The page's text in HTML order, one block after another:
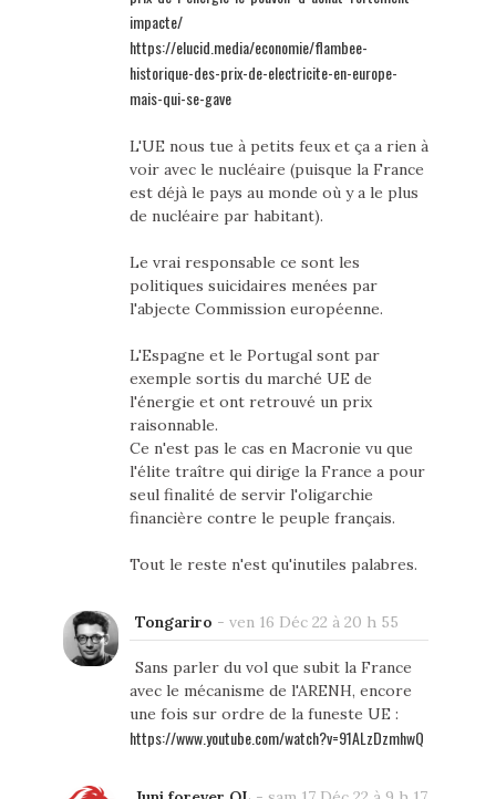
impacte/
https://elucid.media/economie/flambee-
historique-des-prix-de-electricite-en-europe-
mais-qui-se-gave
L'UE nous tue à petits feux et ça a rien à
voir avec le nucléaire (puisque la France
est déjà le pays au monde où y a le plus
de nucléaire par habitant).
Le vrai responsable ce sont les
politiques suicidaires menées par
l'abjecte Commission européenne.
L'Espagne et le Portugal sont par
exemple sortis du marché UE de
l'énergie et ont retrouvé un prix
raisonnable.
Ce n'est pas le cas en Macronie vu que
l'élite traître qui dirige la France a pour
seul finalité de servir l'oligarchie
financière contre le peuple français.
Tout le reste n'est qu'inutiles palabres.
Tongariro - ven 16 Déc 22 à 20 h 55
Sans parler du vol que subit la France
avec le mécanisme de l'ARENH, encore
une fois sur ordre de la funeste UE :
https://www.youtube.com/watch?v=91ALzDzmhwQ